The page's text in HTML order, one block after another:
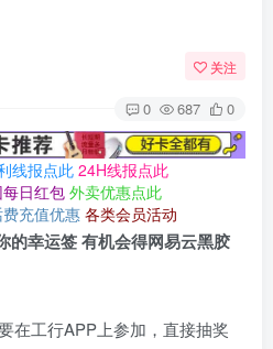
关注
0 687 0
线报点此 24H线报点此
日红包 外卖优惠点此
充值优惠 各类会员活动
的幸运签 有机会得网易云黑胶
在工行APP上参加，直接抽奖